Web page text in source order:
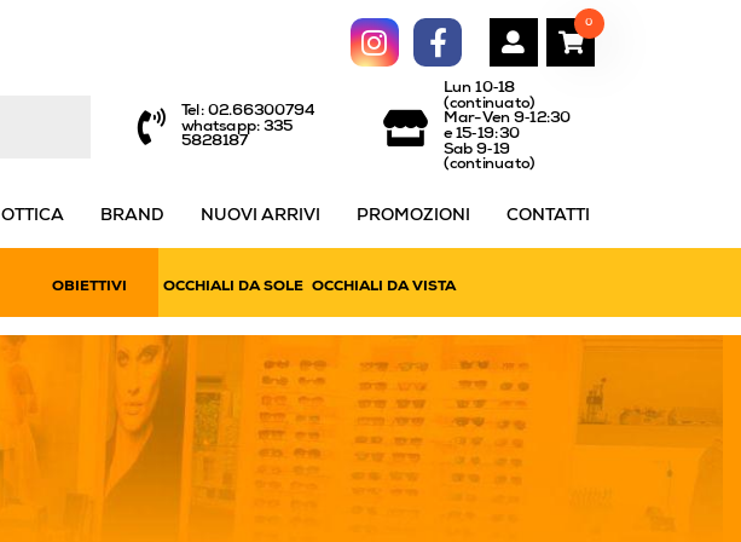
Tel: 02.66300794
whatsapp: 335
5828187
Lun 10‑18
(continuato)
Mar-Ven 9‑12:30
e 15‑19:30
Sab 9‑19
(continuato)
OTTICA BRAND NUOVI ARRIVI PROMOZIONI CONTATTI
0
OBIETTIVI OCCHIALI DA SOLE OCCHIALI DA VISTA